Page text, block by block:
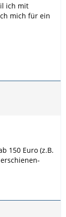
ich mit
mich für ein
150 Euro (z.B.